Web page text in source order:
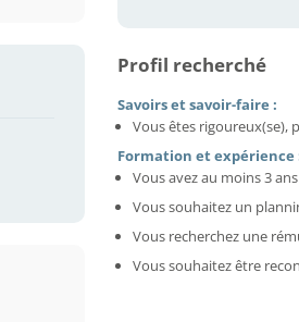
Profil recherché
Savoirs et savoir-faire :
Vous êtes rigoureux(se),
Formation et expérience
Vous avez au moins 3
Vous souhaitez un
Vous recherchez une
Vous souhaitez être